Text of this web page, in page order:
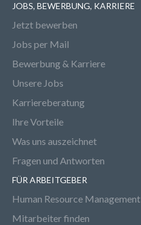
JOBS, BEWERBUNG, KARRIERE
Jetzt bewerben
Jobs per Mail
Bewerbung & Karriere
Unsere Jobs
Karriereberatung
Ihre Vorteile
Was uns auszeichnet
Fragen und Antworten
FÜR ARBEITGEBER
Human Resource Management
Mitarbeiter finden